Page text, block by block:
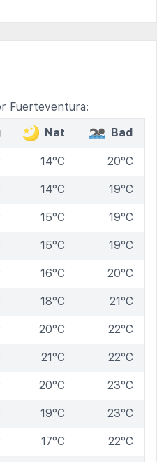
Fuerteventura:
Nat Bad
14°C 20°C
14°C 19°C
15°C 19°C
15°C 19°C
16°C 20°C
18°C 21°C
20°C 22°C
21°C 22°C
20°C 23°C
19°C 23°C
17°C 22°C